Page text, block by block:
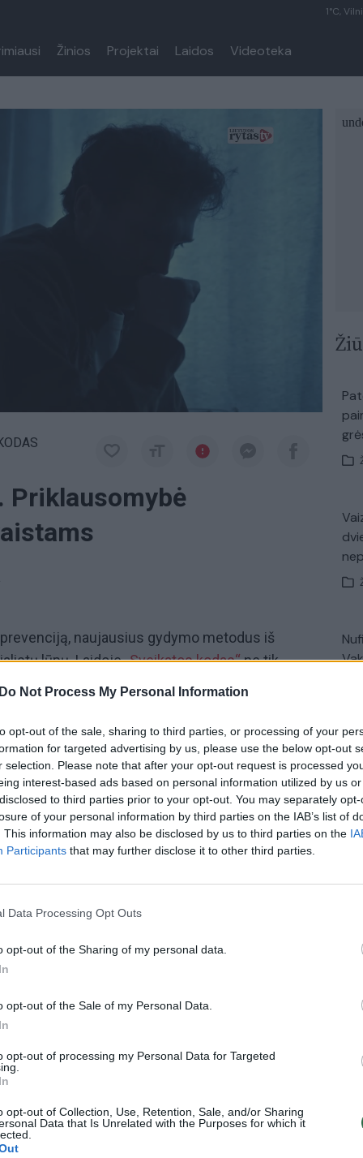
Do Not Process My Personal Information
opt-out of the sale, sharing to third parties, or processing of your
for targeted advertising by us, please use the below opt-out
selection. Please note that after your opt-out request is processed
interest-based ads based on personal information utilized by us
to third parties prior to your opt-out. You may separately
of your personal information by third parties on the IAB’s list of
This information may also be disclosed by us to third parties on the
Participants that may further disclose it to other third parties.
Data Processing Opt Outs
opt-out of the Sharing of my personal data.
opt-out of the Sale of my Personal Data.
opt-out of processing my Personal Data for Targeted
opt-out of Collection, Use, Retention, Sale, and/or Sharing
Data that Is Unrelated with the Purposes for which it
1°C,
Žinios Projektai Laidos Videoteka
Priklausomybė
naujausius gydymo metodus iš
lūpų. Laidoje„Sveikatos kodas“ne tik
bet ir sužinosite, kaip gyventi, kad
kiekvieną sekmadienį per „Lietuvos ryto“
ryto TV.
Sveikata ligos Sveika gyvensena
Pamatykite atsisveikinimo su K. Prunskiene
akimirkas: amžinojo poilsio ji atguls
šiemet – vilkikas vežė cigarečių už 2,4 mln.
Žinios | Kriminalai